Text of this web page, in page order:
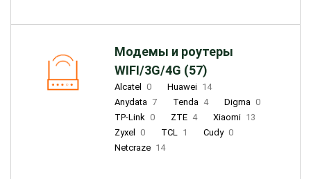
Модемы и роутеры
WIFI/3G/4G (57)
Alcatel 0 Huawei 14
Anydata 7 Tenda 4 Digma 0
TP-Link 0 ZTE 4 Xiaomi 13
Zyxel
0 TCL 1 Cudy 0
Netcraze 14